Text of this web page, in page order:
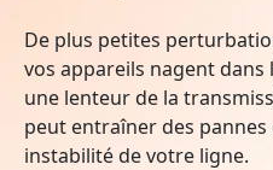
De plus petites
vos appareils nagent dans
une lenteur de la
peut entraîner des
instabilité de votre ligne.